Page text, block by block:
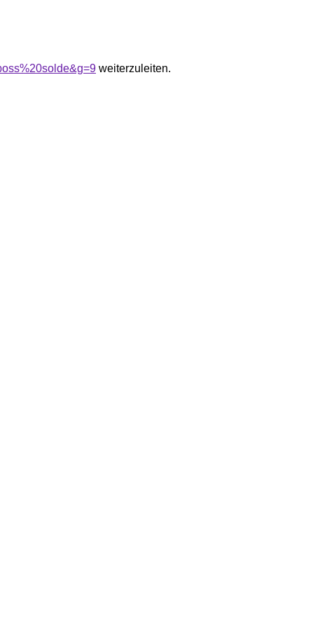
weiterzuleiten.